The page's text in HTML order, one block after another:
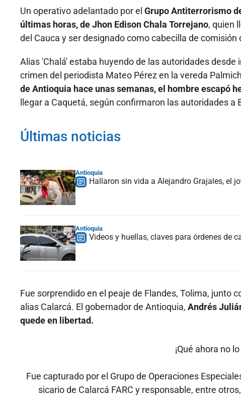
Un operativo adelantado por el Grupo Antiterrorismo
últimas horas, de Jhon Edison Chala Torrejano, quien
del Cauca y ser designado como cabecilla de
Alias 'Chalá' estaba huyendo de las autoridades
crimen del periodista Mateo Pérez en la vereda
de Antioquia hace unas semanas, el hombre escapó
llegar a Caquetá, según confirmaron las autoridades a
Últimas noticias
Antioquia
Hallaron sin vida a Alejandro Grajales, el
Antioquia
Videos y huellas, claves para órdenes de
Fue sorprendido en el peaje de Flandes, Tolima, junto
alias Calarcá. El gobernador de Antioquia, Andrés
quede en libertad.
¡Qué ahora no
Fue capturado por el Grupo de Operaciones
sicario de Calarcá FARC y responsable, entre